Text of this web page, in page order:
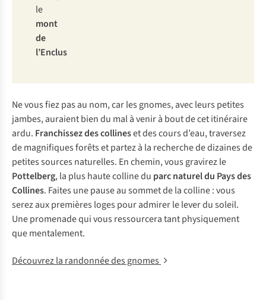
le
mont
de
l’Enclus
Ne vous fiez pas au nom, car les gnomes, avec leurs petites
jambes, auraient bien du mal à venir à bout de cet itinéraire
ardu. Franchissez des collineset des cours d’eau, traversez
de magnifiques forêts et partez à la recherche de dizaines de
petites sources naturelles. En chemin, vous gravirez le
Pottelberg, la plus haute colline du parc naturel du Pays des
Collines. Faites une pause au sommet de la colline : vous
serez aux premières loges pour admirer le lever du soleil.
Une promenade qui vous ressourcera tant physiquement
que mentalement.
Découvrez la randonnée des gnomes